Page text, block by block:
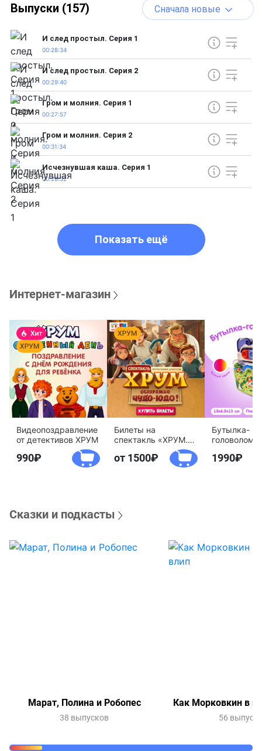
Выпуски (157) Сначала новые
И след простыл. Серия 1
00:28:34
И след простыл. Серия 2
00:29:40
Гром и молния. Серия 1
00:27:57
Гром и молния. Серия 2
00:31:34
Исчезнувшая каша. Серия 1
00:28:32
Показать ещё
Интернет-магазин
Видеопоздравление
от детективов ХРУМ
990
Билеты на
спектакль «ХРУМ.
Осторожно, Чудо-
Юдо!»
от 1500
Бутылка-
агентство
1990
Сказки и подкасты
Марат, Полина и Робопес
38 выпусков
Как Морковкин в
56